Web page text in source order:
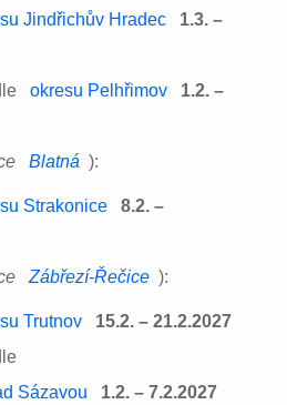
Jindřichův Hradec
1.3. –
okresu Pelhřimov
1.2. –
Blatná ):
Strakonice
8.2. –
Zábřezí-Řečice ):
Trutnov
15.2. – 21.2.2027
Sázavou
1.2. – 7.2.2027